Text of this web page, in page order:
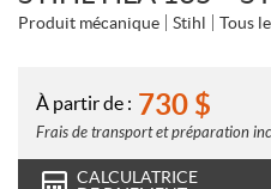
Produit mécanique Stihl Tous
À partir de : 730 $
Frais de transport et préparation
CALCULATRICE